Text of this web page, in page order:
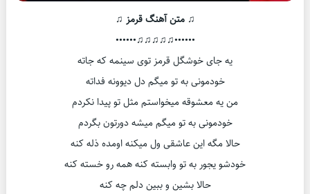
♫ متن آهنگ قرمز ♫
••••••♫♫♫♫♫••••••
یه جای خوشگل قرمز توی سینمه که جاته
خودمونی به تو میگم دل دیوونه فداته
من یه معشوقه میخواستم مثل تو پیدا نکردم
خودمونی به تو میگم میشه دورتون بگردم
حالا مگه این عاشقی ول میکنه اومده ذله کنه
خودشو یجور به تو وابسته کنه همه رو خسته کنه
حالا بشین و ببین دلم چه کنه